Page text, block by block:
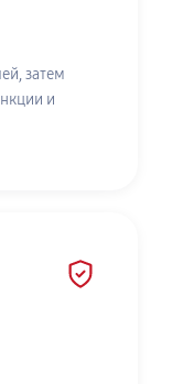
затем
и